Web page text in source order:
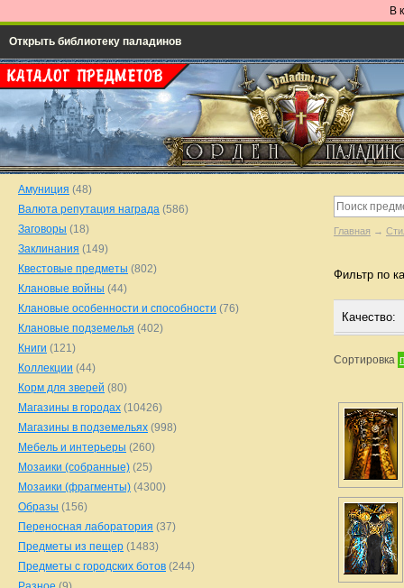
В
Открыть библиотеку паладинов
Главная →
Фильтр по
Качество:
Сортировка
Амуниция (48)
Валюта репутация награда (586)
Заговоры (18)
Заклинания (149)
Квестовые предметы (802)
Клановые войны (44)
Клановые особенности и способности (76)
Клановые подземелья (402)
Книги (121)
Коллекции (44)
Корм для зверей (80)
Магазины в городах (10426)
Магазины в подземельях (998)
Мебель и интерьеры (260)
Мозаики (собранные) (25)
Мозаики (фрагменты) (4300)
Образы (156)
Переносная лаборатория (37)
Предметы из пещер (1483)
Предметы с городских ботов (244)